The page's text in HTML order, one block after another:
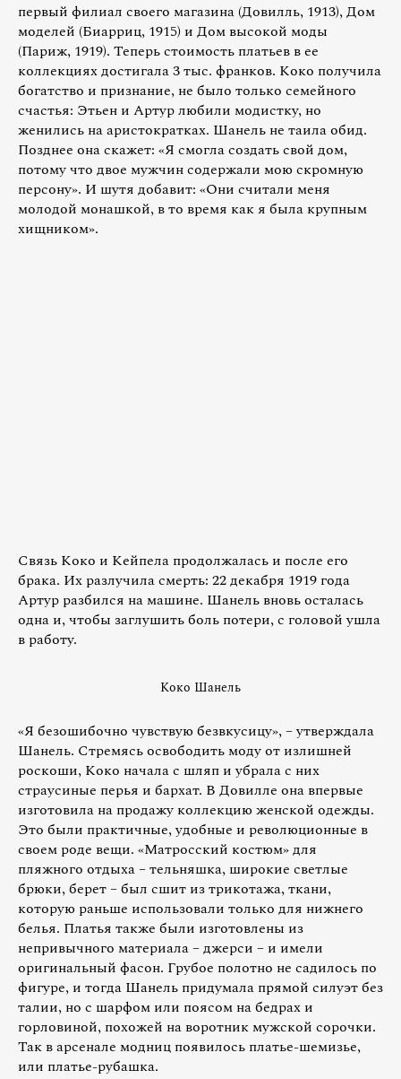
первый филиал своего магазина (Довилль, 1913), Дом
моделей (Биарриц, 1915) и Дом высокой моды
(Париж, 1919). Теперь стоимость платьев в ее
коллекциях достигала 3 тыс. франков. Коко получила
богатство и признание, не было только семейного
счастья: Этьен и Артур любили модистку, но
женились на аристократках. Шанель не таила обид.
Позднее она скажет: «Я смогла создать свой дом,
потому что двое мужчин содержали мою скромную
персону». И шутя добавит: «Они считали меня
молодой монашкой, в то время как я была крупным
хищником».
Связь Коко и Кейпела продолжалась и после его
брака. Их разлучила смерть: 22 декабря 1919 года
Артур разбился на машине. Шанель вновь осталась
одна и, чтобы заглушить боль потери, с головой ушла
в работу.
Коко Шанель
«Я безошибочно чувствую безвкусицу», – утверждала
Шанель. Стремясь освободить моду от излишней
роскоши, Коко начала с шляп и убрала с них
страусиные перья и бархат. В Довилле она впервые
изготовила на продажу коллекцию женской одежды.
Это были практичные, удобные и революционные в
своем роде вещи. «Матросский костюм» для
пляжного отдыха – тельняшка, широкие светлые
брюки, берет – был сшит из трикотажа, ткани,
которую раньше использовали только для нижнего
белья. Платья также были изготовлены из
непривычного материала – джерси – и имели
оригинальный фасон. Грубое полотно не садилось по
фигуре, и тогда Шанель придумала прямой силуэт без
талии, но с шарфом или поясом на бедрах и
горловиной, похожей на воротник мужской сорочки.
Так в арсенале модниц появилось платье-шемизье,
или платье-рубашка.